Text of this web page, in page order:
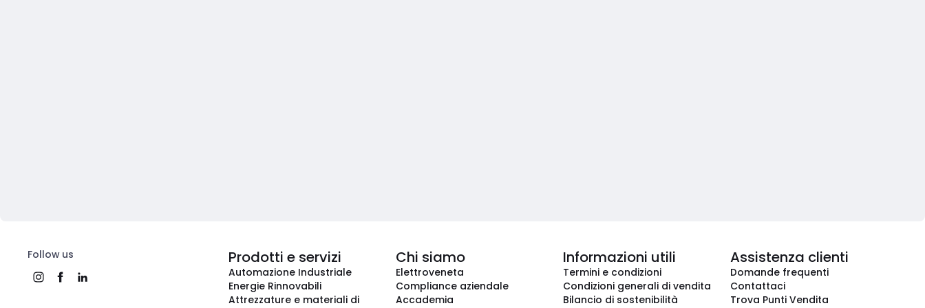
Follow us Prodotti e servizi
Automazione Industriale
Energie Rinnovabili
Attrezzature e materiali di
Chi siamo
Elettroveneta
Compliance aziendale
Accademia
Informazioni utili
Termini e condizioni
Condizioni generali di vendita
Bilancio di sostenibilità
Assistenza clienti
Domande frequenti
Contattaci
Trova Punti Vendita